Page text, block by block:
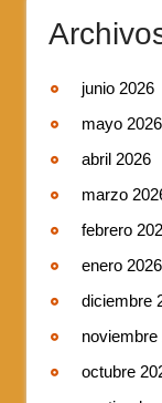
junio 2026
mayo 2026
abril 2026
marzo
febrero
enero 2026
diciembre
noviembre
octubre